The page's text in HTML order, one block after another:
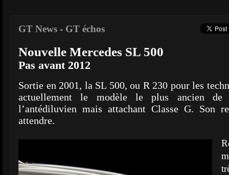
GT News - GT échos
Nouvelle Mercedes SL 500
Pas avant 2012
Sortie en 2001, la SL 500, ou R 230 pour les
actuellement le modèle le plus ancien de
l’antédiluvien mais attachant Classe G. Son
attendre.